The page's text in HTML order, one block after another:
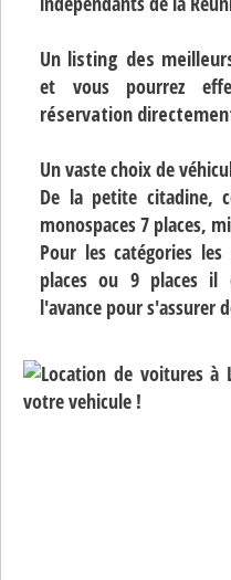
Un listing des
et vous pourrez
réservation
Un vaste choix de
De la petite citadine,
monospaces 7 places,
Pour les catégories
places ou 9 places il
l'avance pour s'assurer